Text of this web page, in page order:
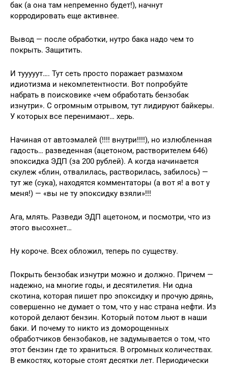
бак (а она там непременно будет!), начнут
корродировать еще активнее.
Вывод — после обработки, нутро бака надо чем то
покрыть. Защитить.
И тууууут…. Тут сеть просто поражает размахом
идиотизма и некомпетентности. Вот попробуйте
набрать в поисковике «чем обработать бензобак
изнутри». С огромным отрывом, тут лидируют байкеры.
У которых все перенимают… херь.
Начиная от автоэмалей (!!!! внутри!!!!), но излюбленная
гадость… разведенная (ацетоном, растворителем 646)
эпоксидка ЭДП (за 200 рублей). А когда начинается
скулеж «блин, отвалилась, растворилась, забилось) —
тут же (сука), находятся комментаторы (а вот я! а вот у
меня!) — «вы не ту эпоксидку взяли»!!!
Ага, млять. Разведи ЭДП ацетоном, и посмотри, что из
этого высохнет…
Ну короче. Всех обложил, теперь по существу.
Покрыть бензобак изнутри можно и должно. Причем —
надежно, на многие годы, и десятилетия. Ни одна
скотина, которая пишет про эпоксидку и прочую дрянь,
совершенно не думает о том, что у нас страна нефти. Из
которой делают бензин. Который потом льют в наши
баки. И почему то никто из доморощенных
обработчиков бензобаков, не задумывается о том, что
этот бензин где то храниться. В огромных количествах.
В емкостях, которые стоят десятки лет. Периодически